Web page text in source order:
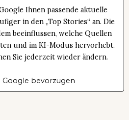
Ihnen passende aktuelle
in den „Top Stories“ an. Die
beeinflussen, welche Quellen
und im KI-Modus hervorhebt.
Sie jederzeit wieder ändern.
Google bevorzugen